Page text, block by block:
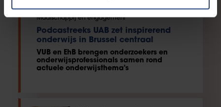
Maatschappij en engagement
Podcastreeks UAB zet inspirerend
onderwijs in Brussel centraal
VUB en EhB brengen onderzoekers en
onderwijsprofessionals samen rond
actuele onderwijsthema's